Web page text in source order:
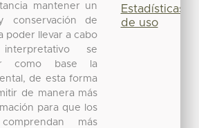
mantener un
conservación de
poder llevar a cabo
se
como base la
de esta forma
de manera más
para que los
más
Estadísticas
de uso